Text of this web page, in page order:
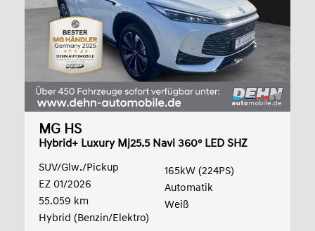
MG HS
Hybrid+ Luxury Mj25.5 Navi 360° LED SHZ
SUV/Glw./Pickup
EZ 01/2026
55.059 km
Hybrid (Benzin/Elektro)
165kW (224PS)
Automatik
Weiß